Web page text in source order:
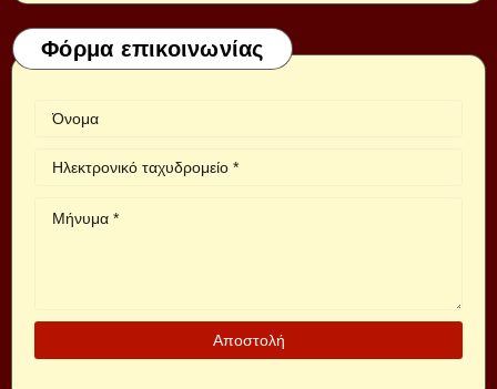
Φόρμα επικοινωνίας